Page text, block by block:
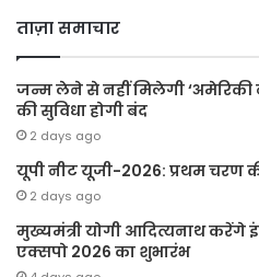
ताज़ा समाचार
जन्म लेने से नहीं मिलेगी ‘अमेरिकी
की सुविधा होगी बंद
2 days ago
यूपी नीट यूजी-2026: प्रथम
2 days ago
मुख्यमंत्री योगी आदित्यनाथ करेंगे
एक्सपो 2026 का शुभारंभ